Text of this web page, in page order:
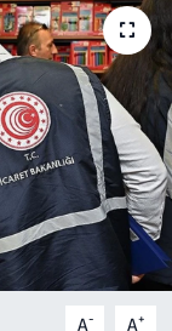
A- A+